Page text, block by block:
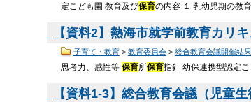
定こども園 教育及び保育の内容 １ 乳幼児期の教
【資料2】熱海市就学前教育カリ
子育て・教育> 教育委員会> 総合教育会議開催結果
思考力、感性等保育所保育指針 幼保連携型認定
【資料1-3】総合教育会議（児童